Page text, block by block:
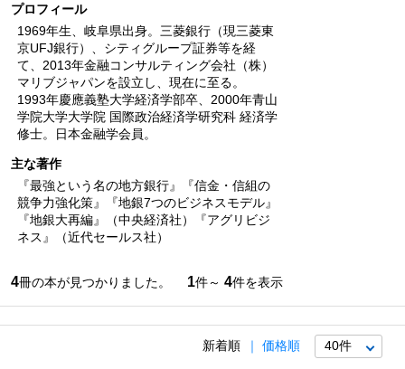
プロフィール
1969年生、岐阜県出身。三菱銀行（現三菱東
京UFJ銀行）、シティグループ証券等を経
て、2013年金融コンサルティング会社（株）
マリブジャパンを設立し、現在に至る。
1993年慶應義塾大学経済学部卒、2000年青山
学院大学大学院 国際政治経済学研究科 経済学
修士。日本金融学会員。
主な著作
『最強という名の地方銀行』『信金・信組の
競争力強化策』『地銀7つのビジネスモデル』
『地銀大再編』（中央経済社）『アグリビジ
ネス』（近代セールス社）
4冊の本が見つかりました。 1件～ 4件を表示
新着順 価格順